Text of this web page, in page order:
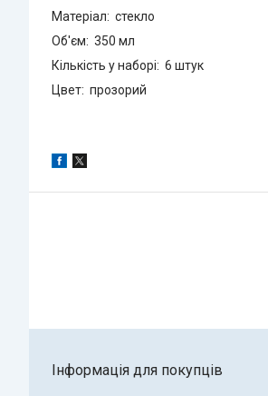
Матеріал: стекло
Об'єм: 350 мл
Кількість у наборі: 6 штук
Цвет: прозорий
Інформація для покупців